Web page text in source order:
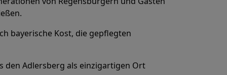
bayerische Kost, die gepflegten
den Adlersberg als einzigartigen Ort